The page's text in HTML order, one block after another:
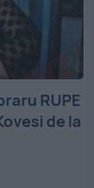
RUPE
de la